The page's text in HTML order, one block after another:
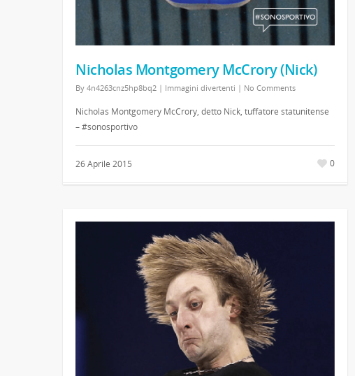
Nicholas Montgomery McCrory (Nick)
By 4n4263cnz5hp8bq2 | Immagini divertenti | No Comments
Nicholas Montgomery McCrory, detto Nick, tuffatore statunitense
– #sonosportivo
26 Aprile 2015 0